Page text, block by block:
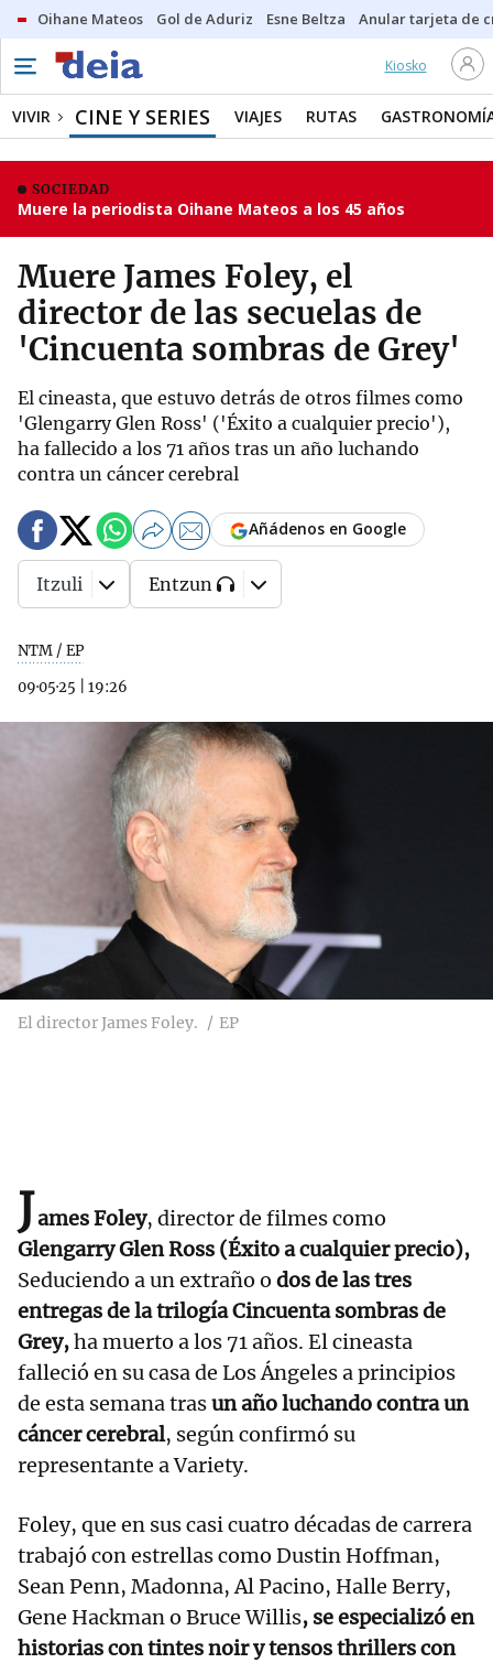
Oihane Mateos Gol de Aduriz Esne Beltza Anular tarjeta de
Kiosko
VIVIR CINE Y SERIES VIAJES RUTAS
SOCIEDAD
Muere la periodista Oihane Mateos a los 45 años
Muere James Foley, el
director de las secuelas de
'Cincuenta sombras de Grey'
El cineasta, que estuvo detrás de otros filmes como
'Glengarry Glen Ross' ('Éxito a cualquier precio'),
ha fallecido a los 71 años tras un año luchando
contra un cáncer cerebral
NTM / EP
09·05·25
19:26
Añádenos en Google
Itzuli Entzun
El director James Foley. EP
James Foley, director de filmes como
Glengarry Glen Ross (Éxito a cualquier precio),
Seduciendo a un extraño o dos de las tres
entregas de la trilogía Cincuenta sombras de
Grey,ha muerto a los 71 años. El cineasta
falleció en su casa de Los Ángeles a principios
de esta semana trasun año luchando contra un
cáncer cerebral, según confirmó su
representante a Variety.
Foley, que en sus casi cuatro décadas de carrera
trabajó con estrellas como Dustin Hoffman,
Sean Penn, Madonna, Al Pacino, Halle Berry,
Gene Hackman o Bruce Willis, se especializó en
historias con tintes noir y tensos thrillers con